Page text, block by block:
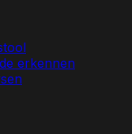
erkennen